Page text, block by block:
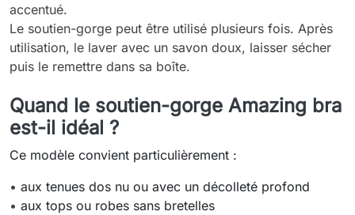
accentué.
Le soutien-gorge peut être utilisé plusieurs fois. Après
utilisation, le laver avec un savon doux, laisser sécher
puis le remettre dans sa boîte.
Quand le soutien-gorge Amazing bra
est-il idéal ?
Ce modèle convient particulièrement :
• aux tenues dos nu ou avec un décolleté profond
• aux tops ou robes sans bretelles